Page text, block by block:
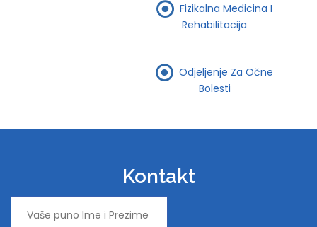
Fizikalna Medicina I
Rehabilitacija
Odjeljenje Za Očne
Bolesti
Kontakt